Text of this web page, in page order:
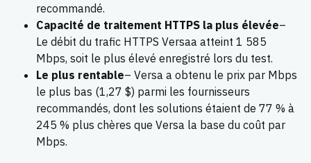
recommandé.
Capacité de traitement HTTPS la plus élevée–
Le débit du trafic HTTPS Versaa atteint 1 585
Mbps, soit le plus élevé enregistré lors du test.
Le plus rentable– Versa a obtenu le prix par Mbps
le plus bas (1,27 $) parmi les fournisseurs
recommandés, dont les solutions étaient de 77 % à
245 % plus chères que Versa la base du coût par
Mbps.